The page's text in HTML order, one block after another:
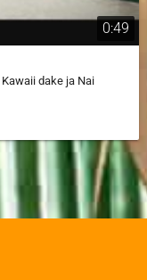
0:49
dake ja Nai